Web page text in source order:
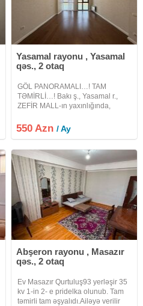
Yasamal rayonu , Yasamal
qəs., 2 otaq
GÖL PANORAMALI…! TAM
TƏMİRLİ…! Bakı ş., Yasamal r.,
ZEFİR MALL-ın yaxınlığında,
tanınmış binası olan Kristalın inşa
etdiyi "Park Yasamal" layihəsində,
550 Azn/ Ay
Abşeron rayonu , Masazır
qəs., 2 otaq
Ev Masazır Qurtuluş93 yerləşir 35
kv 1-in 2- e pridelka olunub. Tam
təmirli tam əşyalıdı.Ailəyə verilir